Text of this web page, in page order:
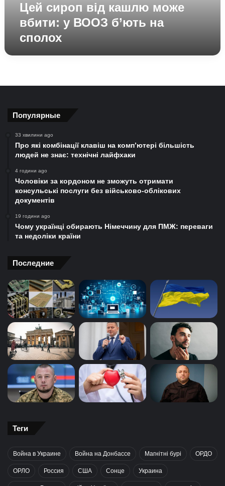
Цей сироп від кашлю може
вбити: у ВООЗ б’ють на
сполох
Популярные
33 хвилини ago
Про які комбінації клавіш на комп’ютері більшість
людей не знає: технічні лайфхаки
4 години ago
Чоловіки за кордоном не зможуть отримати
консульські послуги без військово-облікових
документів
19 години ago
Чому українці обирають Німеччину для ПМЖ: переваги
та недоліки країни
Последние
Теги
Война в Украине Война на Донбассе Магнітні бурі ОРДО
ОРЛО Россия США Сонце Украина